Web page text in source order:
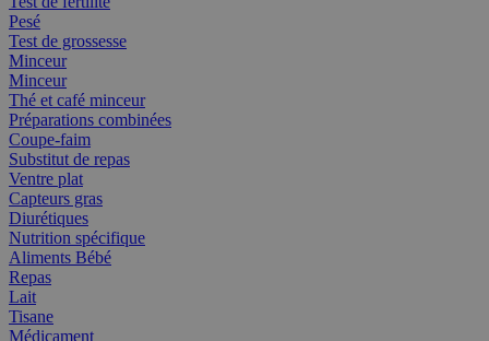
Pesé
Test de grossesse
Minceur
Minceur
Thé et café minceur
Préparations combinées
Coupe-faim
Substitut de repas
Ventre plat
Capteurs gras
Diurétiques
Nutrition spécifique
Aliments Bébé
Repas
Lait
Tisane
Médicament